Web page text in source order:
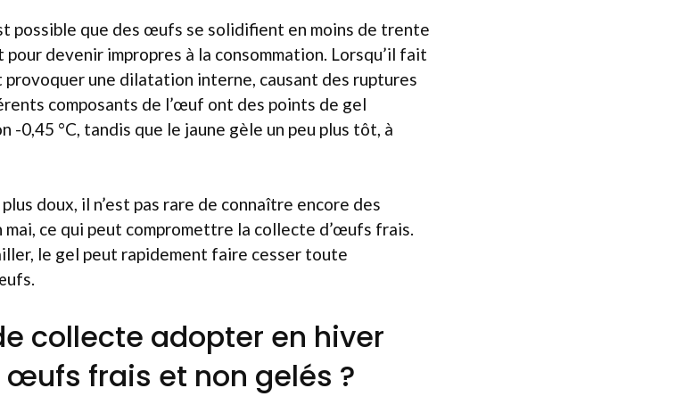
possible que des œufs se solidifient en moins de trente
devenir impropres à la consommation. Lorsqu’il fait
une dilatation interne, causant des ruptures
composants de l’œuf ont des points de gel
0,45 °C, tandis que le jaune gèle un peu plus tôt, à
doux, il n’est pas rare de connaître encore des
ce qui peut compromettre la collecte d’œufs frais.
le gel peut rapidement faire cesser toute
collecte adopter en hiver
frais et non gelés ?